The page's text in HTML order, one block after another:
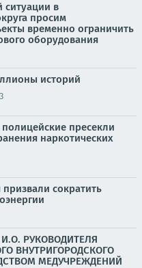
в
просим
временно ограничить
оборудования
историй
пресекли
наркотических
сократить
РУКОВОДИТЕЛЯ
ВНУТРИГОРОДСКОГО
МЕДУЧРЕЖДЕНИЙ